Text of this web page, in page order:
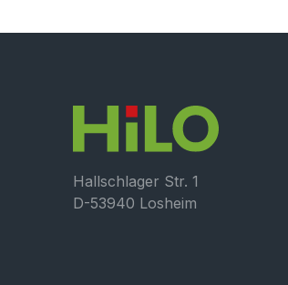
Hallschlager Str. 1
D-53940 Losheim